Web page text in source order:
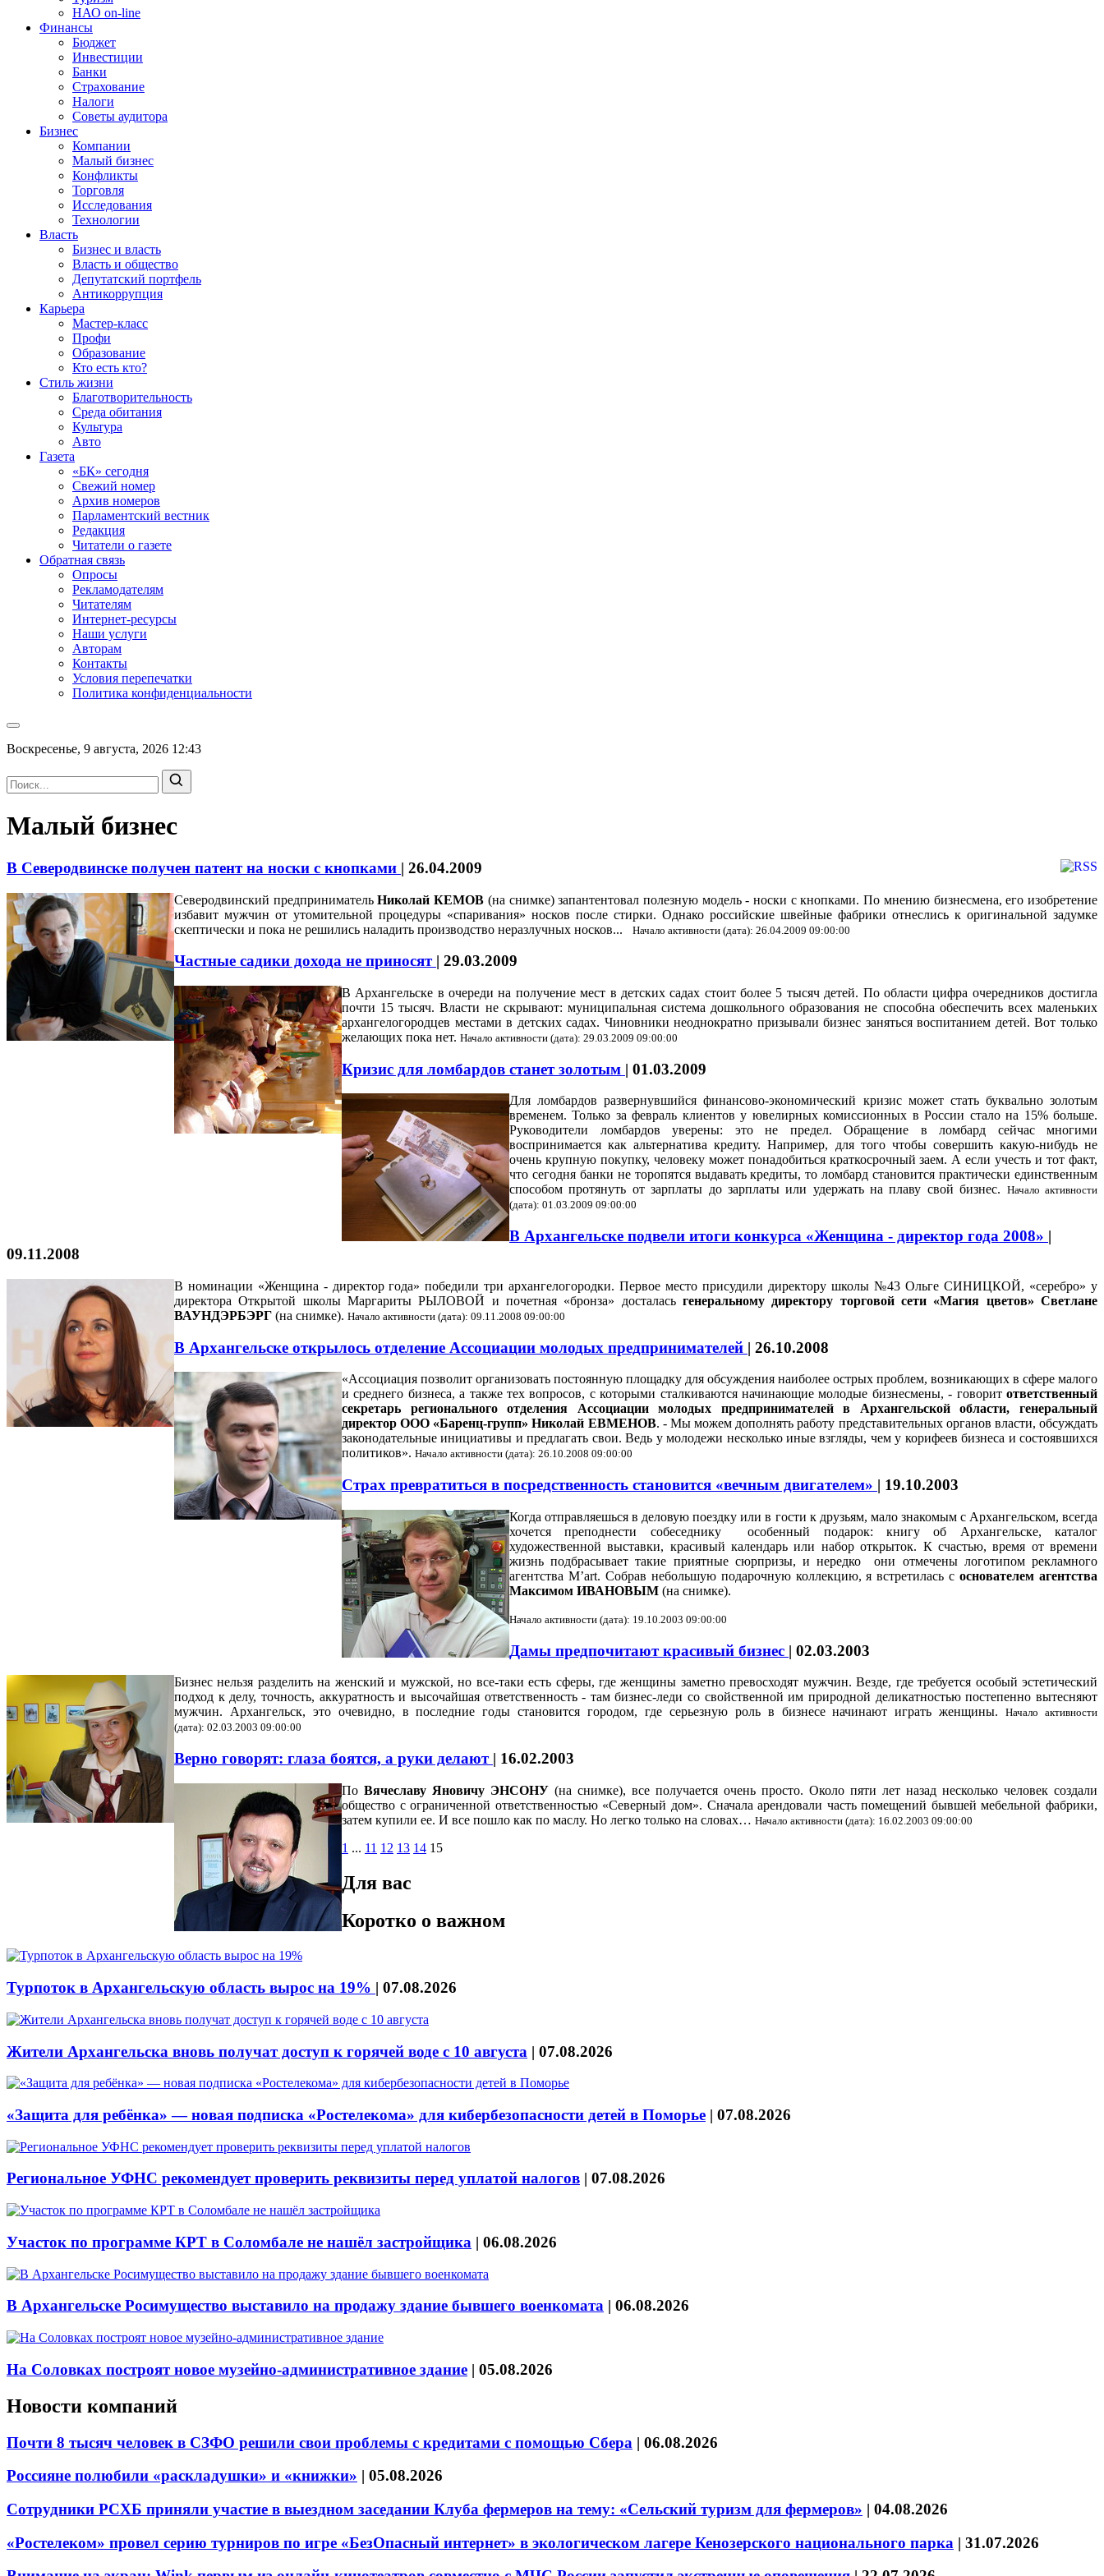
НАО on-line
Финансы
Бюджет
Инвестиции
Банки
Страхование
Налоги
Советы аудитора
Бизнес
Компании
Малый бизнес
Конфликты
Торговля
Исследования
Технологии
Власть
Бизнес и власть
Власть и общество
Депутатский портфель
Антикоррупция
Карьера
Мастер-класс
Профи
Образование
Кто есть кто?
Стиль жизни
Благотворительность
Среда обитания
Культура
Авто
Газета
«БК» сегодня
Свежий номер
Архив номеров
Парламентский вестник
Редакция
Читатели о газете
Обратная связь
Опросы
Рекламодателям
Читателям
Интернет-ресурсы
Наши услуги
Авторам
Контакты
Условия перепечатки
Политика конфиденциальности
Воскресенье, 9 августа, 2026 12:43
Малый бизнес
В Северодвинске получен патент на носки с кнопками | 26.04.2009
Северодвинский предпринимательНиколай КЕМОВ (на снимке) запантентовал полезную модель - носки с кнопками. По мнению бизнесмена, его изобретение
избавит мужчин от утомительной процедуры «спаривания» носков после стирки. Однако российские швейные фабрики отнеслись к оригинальной задумке
скептически и пока не решились наладить производство неразлучных носков... Начало активности (дата): 26.04.2009 09:00:00
Частные садики дохода не приносят | 29.03.2009
В Архангельске в очереди на получение мест в детских садах стоит более 5 тысяч детей. По области цифра очередников достигла
почти 15 тысяч. Власти не скрывают: муниципальная система дошкольного образования не способна обеспечить всех маленьких
архангелогородцев местами в детских садах. Чиновники неоднократно призывали бизнес заняться воспитанием детей. Вот только
желающих пока нет. Начало активности (дата): 29.03.2009 09:00:00
Кризис для ломбардов станет золотым | 01.03.2009
Для ломбардов развернувшийся финансово-экономический кризис может стать буквально золотым
временем. Только за февраль клиентов у ювелирных комиссионных в России стало на 15% больше.
Руководители ломбардов уверены: это не предел. Обращение в ломбард сейчас многими
воспринимается как альтернатива кредиту. Например, для того чтобы совершить какую-нибудь не
очень крупную покупку, человеку может понадобиться краткосрочный заем. А если учесть и тот факт,
что сегодня банки не торопятся выдавать кредиты, то ломбард становится практически единственным
способом протянуть от зарплаты до зарплаты или удержать на плаву свой бизнес. Начало активности
(дата): 01.03.2009 09:00:00
В Архангельске подвели итоги конкурса «Женщина - директор года 2008» |
09.11.2008
В номинации «Женщина - директор года» победили три архангелогородки. Первое место присудили директору школы №43 Ольге СИНИЦКОЙ, «серебро» у
директора Открытой школы Маргариты РЫЛОВОЙ и почетная «бронза» досталась генеральному директору торговой сети «Магия цветов» Светлане
ВАУНДЭРБЭРГ (на снимке). Начало активности (дата): 09.11.2008 09:00:00
В Архангельске открылось отделение Ассоциации молодых предпринимателей | 26.10.2008
«Ассоциация позволит организовать постоянную площадку для обсуждения наиболее острых проблем, возникающих в сфере малого
и среднего бизнеса, а также тех вопросов, с которыми сталкиваются начинающие молодые бизнесмены, - говоритответственный
секретарь регионального отделения Ассоциации молодых предпринимателей в Архангельской области,
генеральный
директор ООО «Баренц-групп» Николай ЕВМЕНОВ. - Мы можем дополнять работу представительных органов власти, обсуждать
законодательные инициативы и предлагать свои. Ведь у молодежи несколько иные взгляды, чем у корифеев бизнеса и состоявшихся
политиков». Начало активности (дата): 26.10.2008 09:00:00
Страх превратиться в посредственность становится «вечным двигателем» | 19.10.2003
Когда отправляешься в деловую поездку или в гости к друзьям, мало знакомым с Архангельском, всегда
хочется преподнести собеседнику особенный подарок: книгу об Архангельске, каталог
художественной выставки, красивый календарь или набор открыток. К счастью, время от времени
жизнь подбрасывает такие приятные сюрпризы, и нередко они отмечены логотипом рекламного
агентства М’art. Собрав небольшую подарочную коллекцию, я встретилась соснователем агентства
Максимом ИВАНОВЫМ (на снимке).
Начало активности (дата): 19.10.2003 09:00:00
Дамы предпочитают красивый бизнес | 02.03.2003
Бизнес нельзя разделить на женский и мужской, но все-таки есть сферы, где женщины заметно превосходят мужчин. Везде, где требуется особый эстетический
подход к делу, точность, аккуратность и высочайшая ответственность - там бизнес-леди со свойственной им природной деликатностью постепенно вытесняют
мужчин. Архангельск, это очевидно, в последние годы становится городом, где серьезную роль в бизнесе начинают играть женщины.Начало активности
(дата): 02.03.2003 09:00:00
Верно говорят: глаза боятся, а руки делают | 16.02.2003
По Вячеславу Яновичу ЭНСОНУ (на снимке), все получается очень просто. Около пяти лет назад несколько человек создали
общество с ограниченной ответственностью «Северный дом». Сначала арендовали часть помещений бывшей мебельной фабрики,
затем купили ее. И все пошло как по маслу. Но легко только на словах… Начало активности (дата): 16.02.2003 09:00:00
1 ... 11 12 13 14 15
Для вас
Коротко о важном
Турпоток в Архангельскую область вырос на 19% | 07.08.2026
Жители Архангельска вновь получат доступ к горячей воде с 10 августа | 07.08.2026
«Защита для ребёнка» — новая подписка «Ростелекома» для кибербезопасности детей в Поморье | 07.08.2026
Региональное УФНС рекомендует проверить реквизиты перед уплатой налогов | 07.08.2026
Участок по программе КРТ в Соломбале не нашёл застройщика | 06.08.2026
В Архангельске Росимущество выставило на продажу здание бывшего военкомата | 06.08.2026
На Соловках построят новое музейно-административное здание | 05.08.2026
Новости компаний
Почти 8 тысяч человек в СЗФО решили свои проблемы с кредитами с помощью Сбера | 06.08.2026
Россияне полюбили «раскладушки» и «книжки» | 05.08.2026
Сотрудники РСХБ приняли участие в выездном заседании Клуба фермеров на тему: «Сельский туризм для фермеров» | 04.08.2026
«Ростелеком» провел серию турниров по игре «БезОпасный интернет» в экологическом лагере Кенозерского национального парка | 31.07.2026